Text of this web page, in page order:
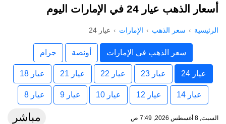
أسعار الذهب عيار 24 في الإمارات اليوم
الرئيسية سعر الذهب الإمارات عيار 24
سعر الذهب في الإمارات أونصة جرام
عيار 24 عيار 23 عيار 22 عيار 21 عيار 18
عيار 14 عيار 12 عيار 10 عيار 9 عيار 8
السبت, 8 أغسطس 2026, 7:49 ص مباشر